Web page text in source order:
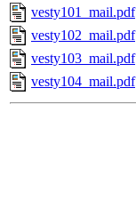
vesty101_mail.pdf
vesty102_mail.pdf
vesty103_mail.pdf
vesty104_mail.pdf